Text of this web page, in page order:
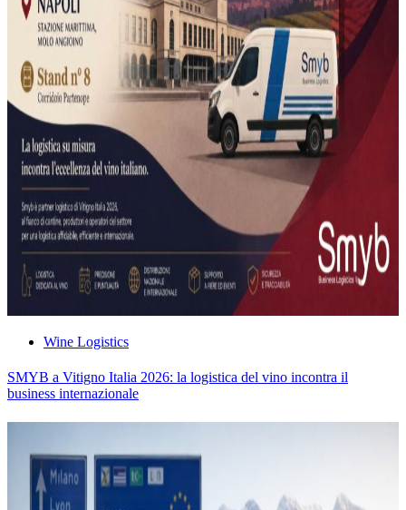
Wine Logistics
SMYB a Vitigno Italia 2026: la logistica del vino incontra il
business internazionale